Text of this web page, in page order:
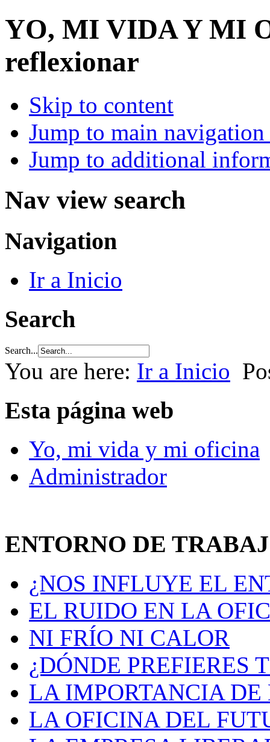
YO, MI VIDA Y MI
reflexionar
Skip to content
Jump to main
Jump to additional
Nav view search
Navigation
Ir a Inicio
Search
Search...
You are here: Ir a Inicio
Esta página web
Yo, mi vida y mi oficina
Administrador
ENTORNO DE
¿NOS INFLUYE EL
EL RUIDO EN LA
NI FRÍO NI CALOR
¿DÓNDE PREFIERES
LA IMPORTANCIA
LA OFICINA DEL